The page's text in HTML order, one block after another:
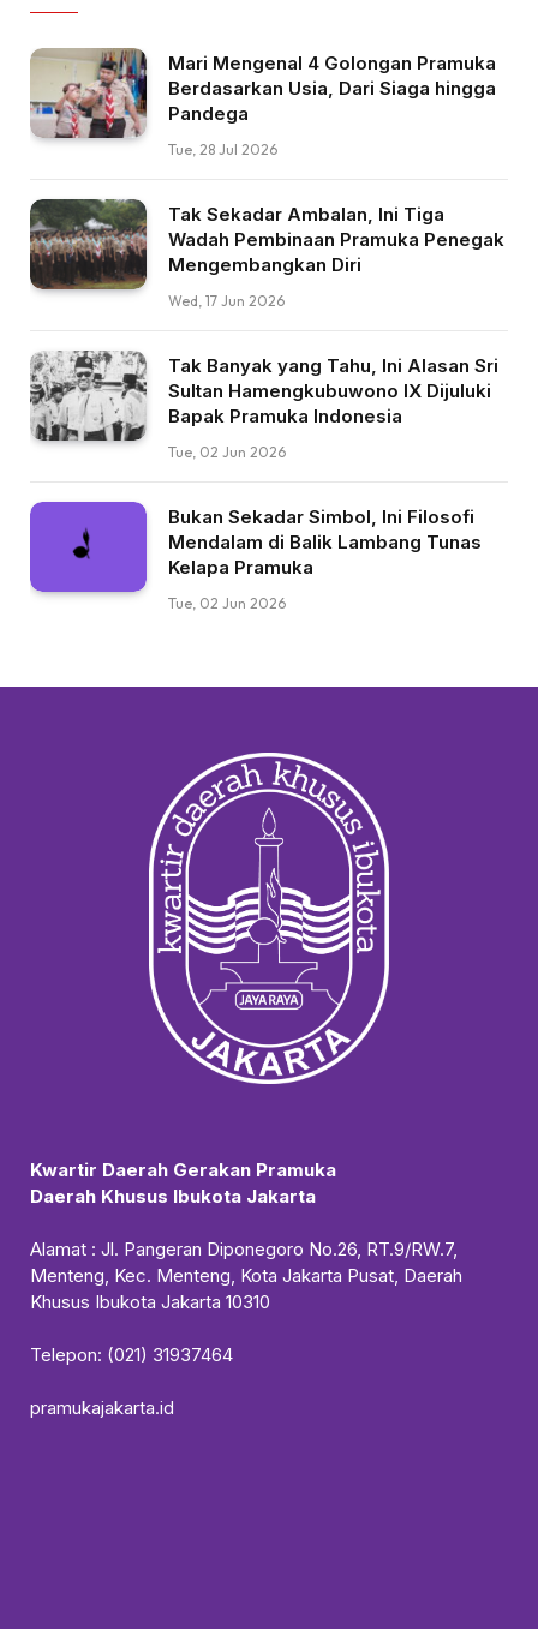
Mari Mengenal 4 Golongan Pramuka
Berdasarkan Usia, Dari Siaga hingga
Pandega
Tue, 28 Jul 2026
Tak Sekadar Ambalan, Ini Tiga
Wadah Pembinaan Pramuka Penegak
Mengembangkan Diri
Wed, 17 Jun 2026
Tak Banyak yang Tahu, Ini Alasan Sri
Sultan Hamengkubuwono IX Dijuluki
Bapak Pramuka Indonesia
Tue, 02 Jun 2026
Bukan Sekadar Simbol, Ini Filosofi
Mendalam di Balik Lambang Tunas
Kelapa Pramuka
Tue, 02 Jun 2026
Kwartir Daerah Gerakan Pramuka
Daerah Khusus Ibukota Jakarta
Alamat : Jl. Pangeran Diponegoro No.26, RT.9/RW.7,
Menteng, Kec. Menteng, Kota Jakarta Pusat, Daerah
Khusus Ibukota Jakarta 10310
Telepon: (021) 31937464
pramukajakarta.id